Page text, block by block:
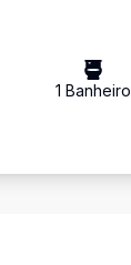
1 Banheiro